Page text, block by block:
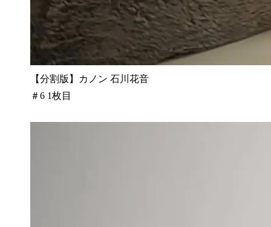
【分割版】カノン 石川花音
＃6 1枚目